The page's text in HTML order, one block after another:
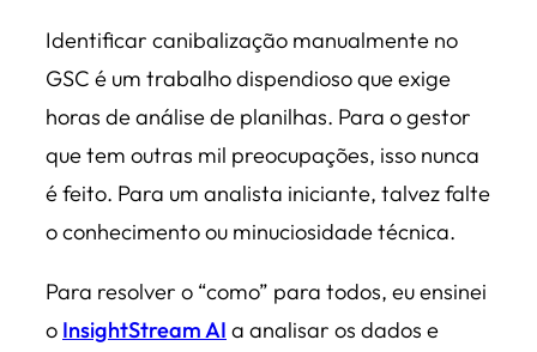
Identificar canibalização manualmente no
GSC é um trabalho dispendioso que exige
horas de análise de planilhas. Para o gestor
que tem outras mil preocupações, isso nunca
é feito. Para um analista iniciante, talvez falte
o conhecimento ou minuciosidade técnica.
Para resolver o “como” para todos, eu ensinei
o InsightStream AI a analisar os dados e